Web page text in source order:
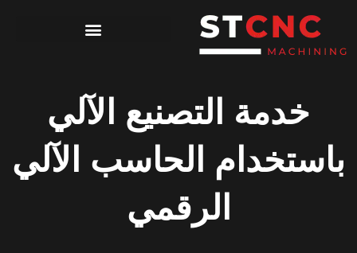
خدمة التصنيع الآلي
باستخدام الحاسب الآلي
الرقمي